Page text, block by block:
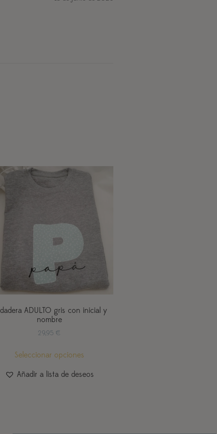
ADULTO gris con inicial y
nombre
29,95 €
Seleccionar opciones
Añadir a lista de deseos